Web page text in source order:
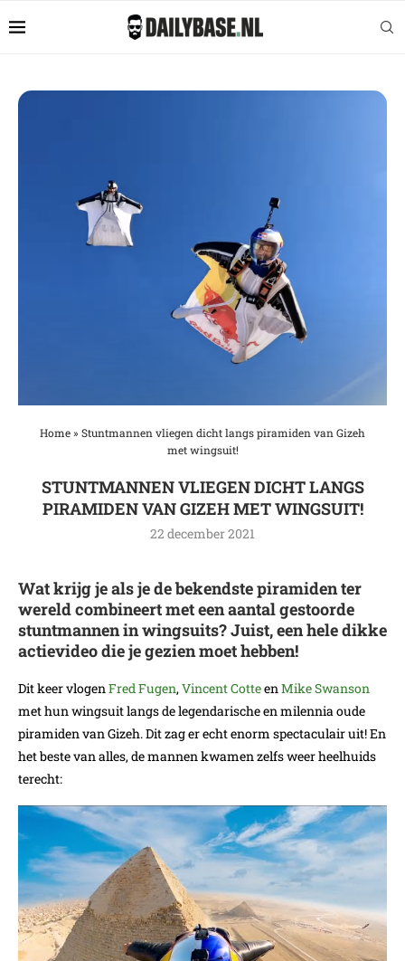
Home» Stuntmannen vliegen dicht langs piramiden van Gizeh
met wingsuit!
STUNTMANNEN VLIEGEN DICHT LANGS
PIRAMIDEN VAN GIZEH MET WINGSUIT!
22 december 2021
Wat krijg je als je de bekendste piramiden ter
wereld combineert met een aantal gestoorde
stuntmannen in wingsuits? Juist, een hele dikke
actievideo die je gezien moet hebben!
Dit keer vlogenFred Fugen,Vincent CotteenMike Swanson
met hun wingsuit langs de legendarische en milennia oude
piramiden van Gizeh. Dit zag er echt enorm spectaculair uit! En
het beste van alles, de mannen kwamen zelfs weer heelhuids
terecht: